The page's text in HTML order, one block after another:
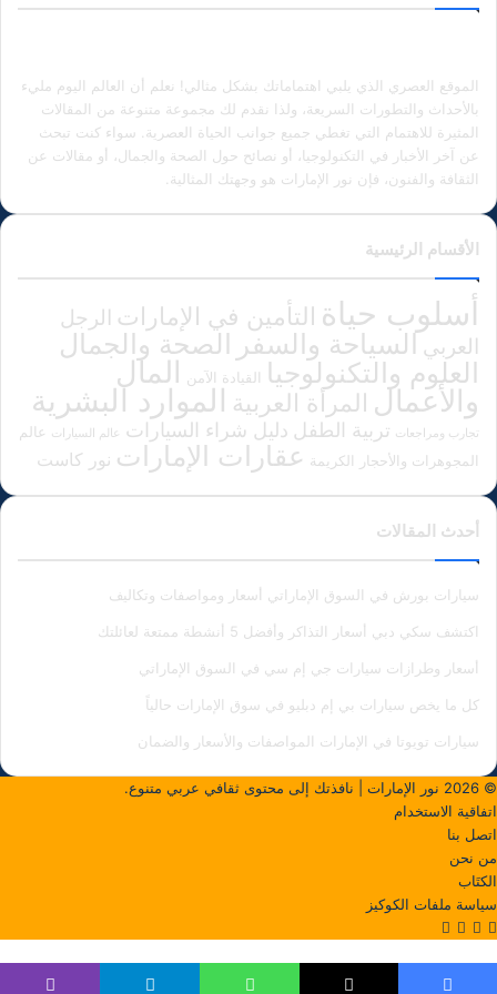
الموقع العصري الذي يلبي اهتماماتك بشكل مثالي! نعلم أن العالم اليوم مليء
بالأحداث والتطورات السريعة، ولذا نقدم لك مجموعة متنوعة من المقالات
المثيرة للاهتمام التي تغطي جميع جوانب الحياة العصرية. سواء كنت تبحث
عن آخر الأخبار في التكنولوجيا، أو نصائح حول الصحة والجمال، أو مقالات عن
الثقافة والفنون، فإن نور الإمارات هو وجهتك المثالية.
الأقسام الرئيسية
أسلوب حياة التأمين في الإمارات
الرجل
العربي السياحة والسفر الصحة والجمال
العلوم والتكنولوجيا
القيادة الآمن المال
والأعمال المرأة العربية الموارد البشرية
تجارب ومراجعات تربية الطفل دليل شراء السيارات عالم السيارات عالم
المجوهرات والأحجار الكريمة عقارات الإمارات نور كاست
أحدث المقالات
سيارات بورش في السوق الإماراتي أسعار ومواصفات وتكاليف
اكتشف سكي دبي أسعار التذاكر وأفضل 5 أنشطة ممتعة لعائلتك
أسعار وطرازات سيارات جي إم سي في السوق الإماراتي
كل ما يخص سيارات بي إم دبليو في سوق الإمارات حالياً
سيارات تويوتا في الإمارات المواصفات والأسعار والضمان
© 2026 نور الإمارات | نافذتك إلى محتوى ثقافي عربي متنوع.
اتفاقية الاستخدام
اتصل بنا
من نحن
الكتَاب
سياسة ملفات الكوكيز
فيسبوك
‫X لينكدإن